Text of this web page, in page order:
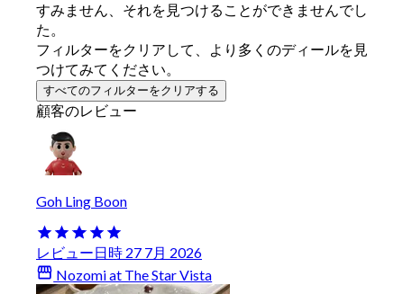
すみません、それを見つけることができませんでし
た。
フィルターをクリアして、より多くのディールを見
つけてみてください。
すべてのフィルターをクリアする
顧客のレビュー
Goh Ling Boon
レビュー日時 27 7月 2026
Nozomi at The Star Vista